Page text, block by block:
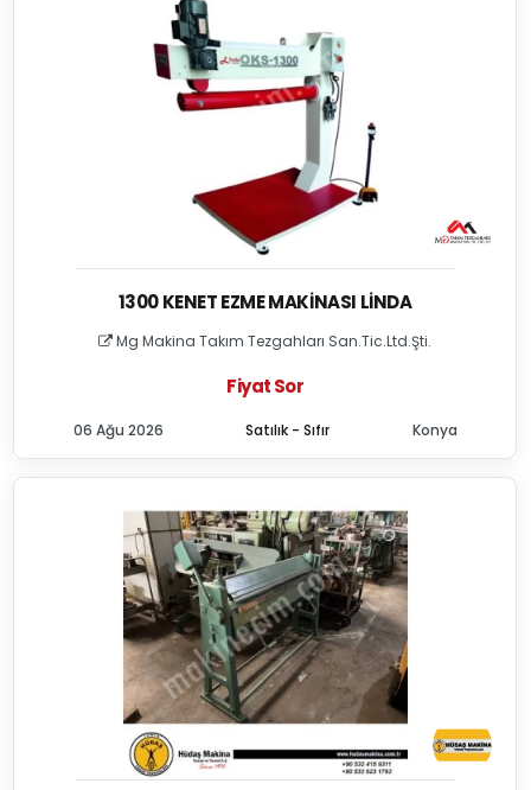
1300 KENET EZME MAKINASI LINDA
Mg Makina Takım Tezgahları San.Tic.Ltd.Şti.
Fiyat Sor
Satılık - Sıfır
06 Ağu 2026 Konya